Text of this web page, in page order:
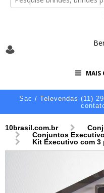
MAIS
Sac / Televendas (11)
10brasil.com.br
Conjuntos
Kit Executivo com 3